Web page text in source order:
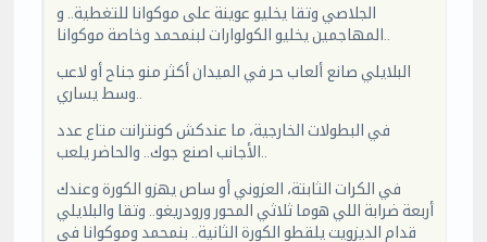
الجلاصي وتقا يخليو عوينة على موكوانا للتغطية.. و
البلايلي صانع ألعاب حر في الميدان أكثر منو جناح أو لاعب
في البطولات الخارجية، ما عندكش كونترانت متاع عدد
في الكرات الثابتة، العزوني أو ساص يهزو الكورة وعندك
أربعة ضرابة اللي هوما ثلاثي المحور ورودريغو.. وتقا والبلايلي
قدام الديزويت يلقطو الكورة الثانية.. بنمحمد وموكوانا في